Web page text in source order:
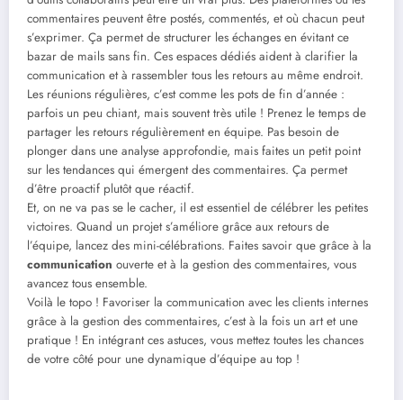
commentaires peuvent être postés, commentés, et où chacun peut
s’exprimer. Ça permet de structurer les échanges en évitant ce
bazar de mails sans fin. Ces espaces dédiés aident à clarifier la
communication et à rassembler tous les retours au même endroit.
Les réunions régulières, c’est comme les pots de fin d’année :
parfois un peu chiant, mais souvent très utile ! Prenez le temps de
partager les retours régulièrement en équipe. Pas besoin de
plonger dans une analyse approfondie, mais faites un petit point
sur les tendances qui émergent des commentaires. Ça permet
d’être proactif plutôt que réactif.
Et, on ne va pas se le cacher, il est essentiel de célébrer les petites
victoires. Quand un projet s’améliore grâce aux retours de
l’équipe, lancez des mini-célébrations. Faites savoir que grâce à la
communication ouverte et à la gestion des commentaires, vous
avancez tous ensemble.
Voilà le topo ! Favoriser la communication avec les clients internes
grâce à la gestion des commentaires, c’est à la fois un art et une
pratique ! En intégrant ces astuces, vous mettez toutes les chances
de votre côté pour une dynamique d’équipe au top !